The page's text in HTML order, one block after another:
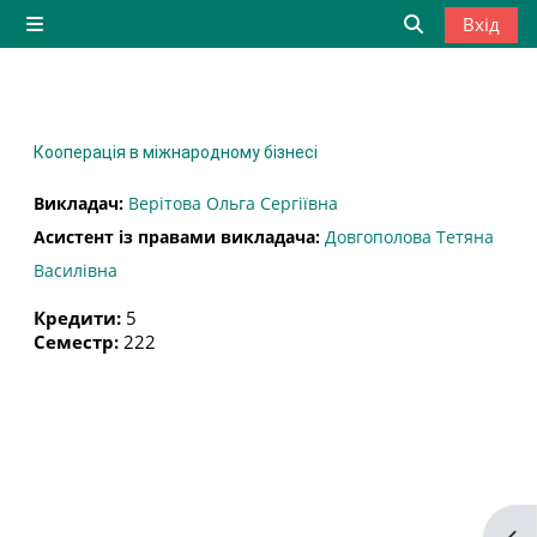
Перейти до головного вмісту
Бокова панель
Вхід
Кооперація в міжнародному бізнесі
Викладач: Верітова Ольга Сергіївна
Асистент із правами викладача: Довгополова Тетяна
Василівна
Кредити: 5
Семестр: 222